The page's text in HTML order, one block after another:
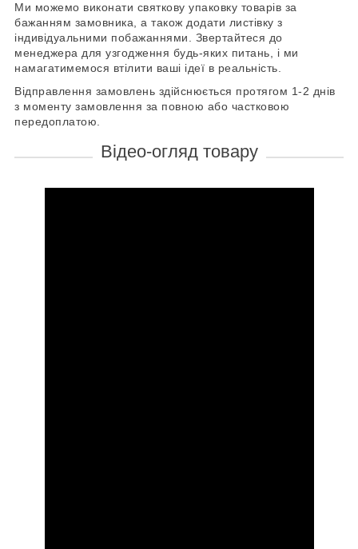
Ми можемо виконати святкову упаковку товарів за
бажанням замовника, а також додати листівку з
індивідуальними побажаннями. Звертайтеся до
менеджера для узгодження будь-яких питань, і ми
намагатимемося втілити ваші ідеї в реальність.
Відправлення замовлень здійснюється протягом 1-2 днів
з моменту замовлення за повною або частковою
передоплатою.
Відео-огляд товару